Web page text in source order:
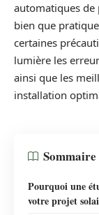
automatiques de
bien que
certaines
lumière les
ainsi que les
installation
Sommaire
Pourquoi une
votre projet